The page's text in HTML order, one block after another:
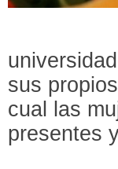
sus
cual las
presentes